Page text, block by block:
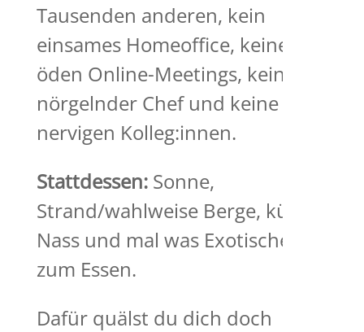
Tausenden anderen, kein
einsames Homeoffice, keine
öden Online-Meetings, kein
nörgelnder Chef und keine
nervigen Kolleg:innen.
Stattdessen:Sonne,
Strand/wahlweise Berge, kühles
Nass und mal was Exotisches
zum Essen.
Dafür quälst du dich doch